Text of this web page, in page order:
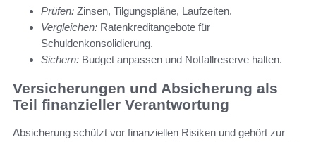
Prüfen: Zinsen, Tilgungspläne, Laufzeiten.
Vergleichen: Ratenkreditangebote für
Schuldenkonsolidierung.
Sichern: Budget anpassen und Notfallreserve halten.
Versicherungen und Absicherung als
Teil finanzieller Verantwortung
Absicherung schützt vor finanziellen Risiken und gehört zur